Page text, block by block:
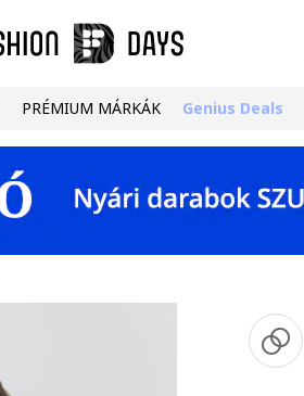
PRÉMIUM MÁRKÁK Genius Deals